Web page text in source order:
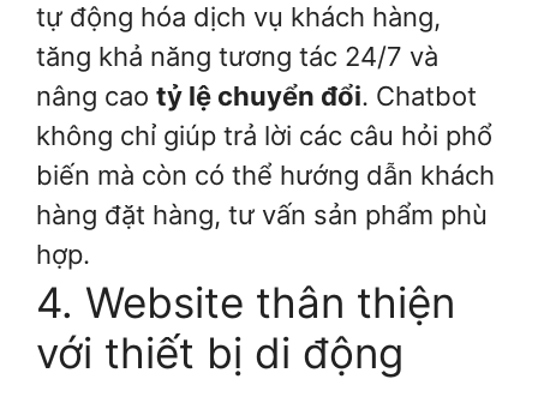
tự động hóa dịch vụ khách hàng,
tăng khả năng tương tác 24/7 và
nâng cao tỷ lệ chuyển đổi. Chatbot
không chỉ giúp trả lời các câu hỏi phổ
biến mà còn có thể hướng dẫn khách
hàng đặt hàng, tư vấn sản phẩm phù
hợp.
4. Website thân thiện
với thiết bị di động